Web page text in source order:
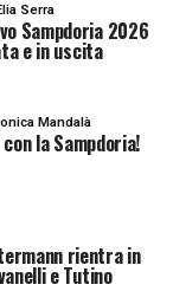
Serra
Sampdoria 2026
e in uscita
Mandalà
la Sampdoria!
rientra in
e Tutino